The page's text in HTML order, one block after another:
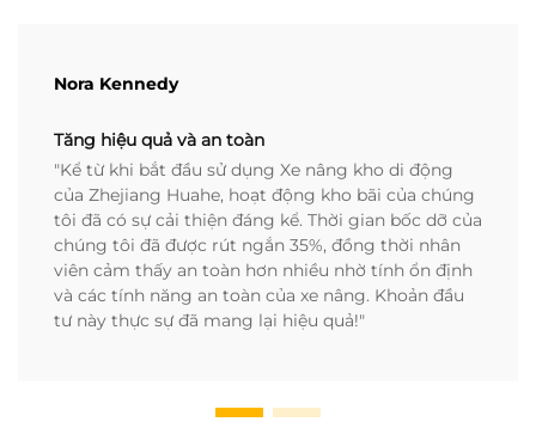
Nora Kennedy
Tăng hiệu quả và an toàn
"Kể từ khi bắt đầu sử dụng Xe nâng kho di động
của Zhejiang Huahe, hoạt động kho bãi của chúng
tôi đã có sự cải thiện đáng kể. Thời gian bốc dỡ của
chúng tôi đã được rút ngắn 35%, đồng thời nhân
viên cảm thấy an toàn hơn nhiều nhờ tính ổn định
và các tính năng an toàn của xe nâng. Khoản đầu
tư này thực sự đã mang lại hiệu quả!"